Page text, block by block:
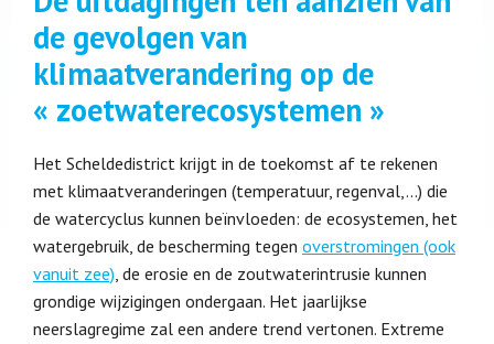
de gevolgen van
klimaatverandering op de
« zoetwaterecosystemen »
Het Scheldedistrict krijgt in de toekomst af te rekenen
met klimaatveranderingen (temperatuur, regenval,…) die
de watercyclus kunnen beïnvloeden: de ecosystemen, het
watergebruik, de bescherming tegen overstromingen (ook
vanuit zee), de erosie en de zoutwaterintrusie kunnen
grondige wijzigingen ondergaan. Het jaarlijkse
neerslagregime zal een andere trend vertonen. Extreme